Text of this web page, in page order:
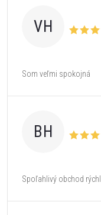
VH
Som veľmi spokojná
BH
Spoľahlivý obchod